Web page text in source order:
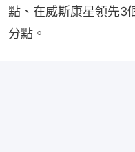
點、在威斯康星領先3
分點。